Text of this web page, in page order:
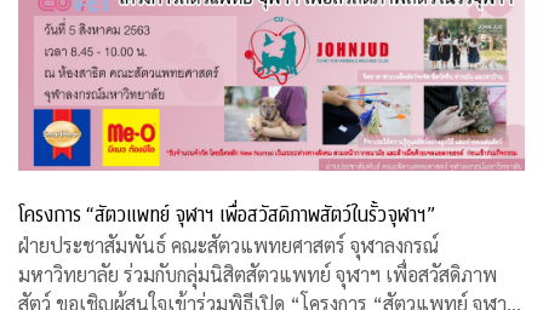
โครงการ “สัตวแพทย์ จุฬาฯ เพื่อสวัสดิภาพสัตว์ในรั้วจุฬาฯ”
ฝ่ายประชาสัมพันธ์ คณะสัตวแพทยศาสตร์ จุฬาลงกรณ์
มหาวิทยาลัย ร่วมกับกลุ่มนิสิตสัตวแพทย์ จุฬาฯ เพื่อสวัสดิภาพ
สัตว์ ขอเชิญผู้สนใจเข้าร่วมพิธีเปิด “โครงการ “สัตวแพทย์ จุฬาฯ